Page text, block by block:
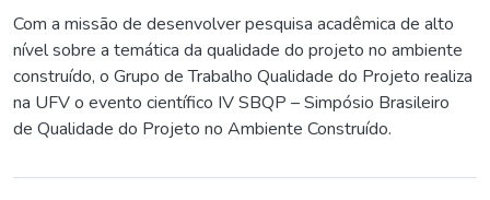
Com a missão de desenvolver pesquisa acadêmica de alto
nível sobre a temática da qualidade do projeto no ambiente
construído, o Grupo de Trabalho Qualidade do Projeto realiza
na UFV o evento científico IV SBQP – Simpósio Brasileiro
de Qualidade do Projeto no Ambiente Construído.